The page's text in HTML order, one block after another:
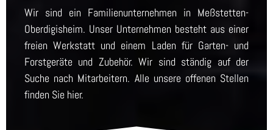
Wir sind ein Familienunternehmen in Meßstetten-
Oberdigisheim. Unser Unternehmen besteht aus einer
freien Werkstatt und einem Laden für Garten- und
Forstgeräte und Zubehör. Wir sind ständig auf der
Suche nach Mitarbeitern. Alle unsere offenen Stellen
finden Sie hier.